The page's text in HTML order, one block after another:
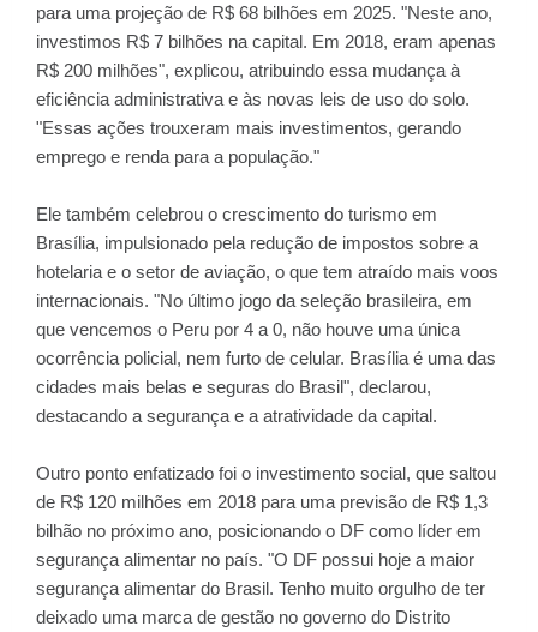
para uma projeção de R$ 68 bilhões em 2025. "Neste ano,
investimos R$ 7 bilhões na capital. Em 2018, eram apenas
R$ 200 milhões", explicou, atribuindo essa mudança à
eficiência administrativa e às novas leis de uso do solo.
"Essas ações trouxeram mais investimentos, gerando
emprego e renda para a população."
Ele também celebrou o crescimento do turismo em
Brasília, impulsionado pela redução de impostos sobre a
hotelaria e o setor de aviação, o que tem atraído mais voos
internacionais. "No último jogo da seleção brasileira, em
que vencemos o Peru por 4 a 0, não houve uma única
ocorrência policial, nem furto de celular. Brasília é uma das
cidades mais belas e seguras do Brasil", declarou,
destacando a segurança e a atratividade da capital.
Outro ponto enfatizado foi o investimento social, que saltou
de R$ 120 milhões em 2018 para uma previsão de R$ 1,3
bilhão no próximo ano, posicionando o DF como líder em
segurança alimentar no país. "O DF possui hoje a maior
segurança alimentar do Brasil. Tenho muito orgulho de ter
deixado uma marca de gestão no governo do Distrito